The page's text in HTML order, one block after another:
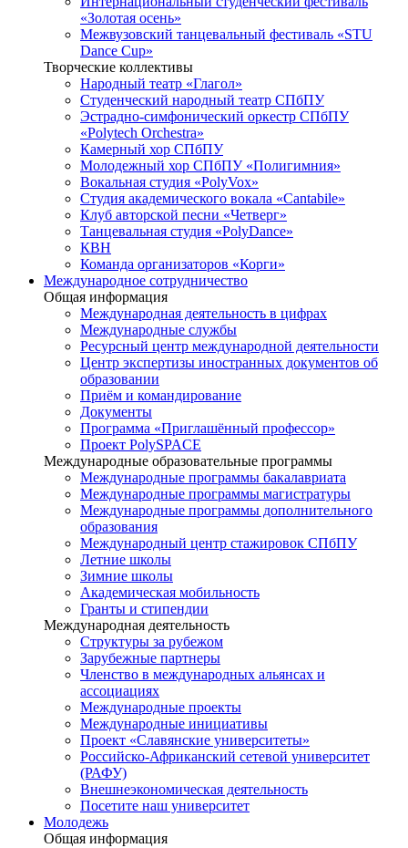
«Золотая осень»
Межвузовский танцевальный фестиваль «STU
Dance Cup»
Творческие коллективы
Народный театр «Глагол»
Студенческий народный театр СПбПУ
Эстрадно-симфонический оркестр СПбПУ
«Polytech Orchestra»
Камерный хор СПбПУ
Молодежный хор СПбПУ «Полигимния»
Вокальная студия «PolyVox»
Студия академического вокала «Cantabile»
Клуб авторской песни «Четверг»
Танцевальная студия «PolyDance»
КВН
Команда организаторов «Корги»
Международное сотрудничество
Общая информация
Международная деятельность в цифрах
Международные службы
Ресурсный центр международной деятельности
Центр экспертизы иностранных документов об
образовании
Приём и командирование
Документы
Программа «Приглашённый профессор»
Проект PolySPACE
Международные образовательные программы
Международные программы бакалавриата
Международные программы магистратуры
Международные программы дополнительного
образования
Международный центр стажировок СПбПУ
Летние школы
Зимние школы
Академическая мобильность
Гранты и стипендии
Международная деятельность
Структуры за рубежом
Зарубежные партнеры
Членство в международных альянсах и
ассоциациях
Международные проекты
Международные инициативы
Проект «Славянские университеты»
Российско-Африканский сетевой университет
(РАФУ)
Внешнеэкономическая деятельность
Посетите наш университет
Молодежь
Общая информация